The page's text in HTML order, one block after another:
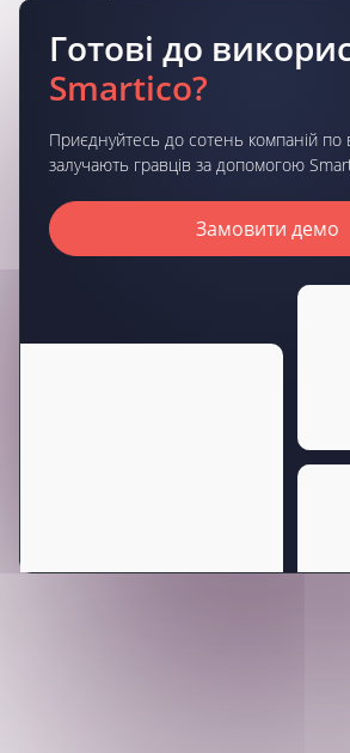
Готові до
Smartico?
Приєднуйтесь до сотень компаній по
залучають гравців за допомогою
Замовити демо